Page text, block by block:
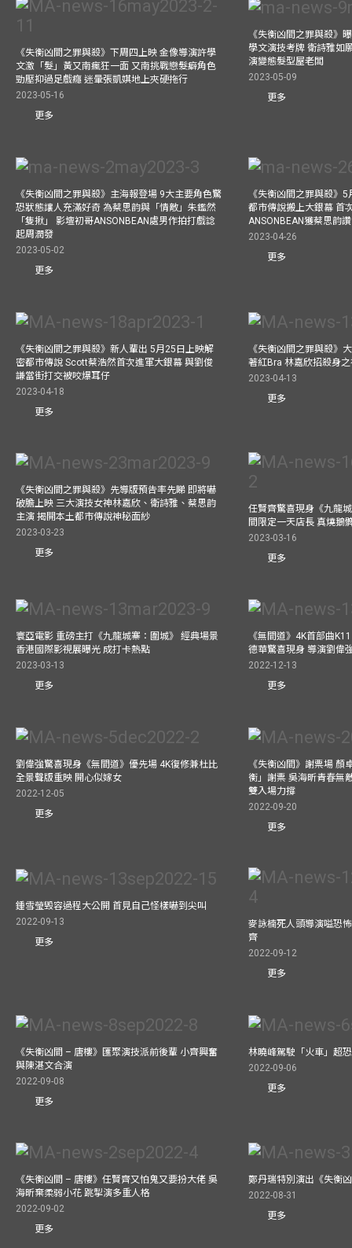
《失衡凶間之罪與殺》下周四上映 金像導演許學
文激「髮」黃又南瘋狂一面 又南挑戰戀髮癖角色
勁壓抑過足戲癮 迷暈張凱娸地上夾硬拖行
2023-05-16
更多
《失衡凶間之罪與殺》
學文演技考牌 衛詩雅如
演變態髮型屋老闆
2023-05-09
更多
《失衡凶間之罪與殺》主海報登場 9大主要角色驚
恐狀態讓人充滿好奇 為蔡思韵與「情敵」朱鑑然
「隻揪」 影壇初哥ANSONBEAN處男作拍打戲諗
起周潤發
2023-05-02
更多
《失衡凶間之罪與殺》
都市傳說搬上大銀幕 首
ANSONBEAN獲蔡思韵
2023-04-26
更多
《失衡凶間之罪與殺》新人輩出 5月25日上映解
密都市傳說 Scott蔡浩然首次進軍大銀幕 與劉俊
謙當街打交被咬爆耳仔
2023-04-18
更多
《失衡凶間之罪與殺》
著紅Bra 林嘉欣招殺身
2023-04-13
更多
《失衡凶間之罪與殺》先導版預告率先睇 即將嚇
破膽上映 三大演技女神林嘉欣、衛詩雅、蔡思韵
主演 揭開本土都市傳說神秘面紗
2023-03-23
更多
任賢齊驚喜現身《九龍
間限定一天店長 真燒鵝
2023-03-16
更多
寰亞電影 重磅主打《九龍城寨：圍城》 經典場景
香港國際影視展曝光 成打卡熱點
2023-03-13
更多
《無間道》4K首部曲
德華驚喜現身 導演劉偉
2022-12-13
更多
劉偉強驚喜現身《無間道》優先場 4K復修兼杜比
全景聲版重映 開心似嫁女
2022-12-05
更多
《失衡凶間》謝票場 顏
衡」謝票 吳海昕青春無
雙入場力撐
2022-09-20
更多
鍾雪瑩毁容過程大公開 首見自己怪樣嚇到尖叫
2022-09-13
更多
麥詠楠死人頭導演嗌恐
齊
2022-09-12
更多
《失衡凶間 – 唐樓》匯聚演技派前後輩 小齊興奮
與陳湛文合演
2022-09-08
更多
林曉峰駕駛「火車」超
2022-09-06
更多
《失衡凶間 – 唐樓》任賢齊又怕鬼又要扮大佬 吳
海昕棄柔弱小花 跳掣演多重人格
2022-09-02
更多
鄭丹瑞特別演出《失衡
2022-08-31
更多